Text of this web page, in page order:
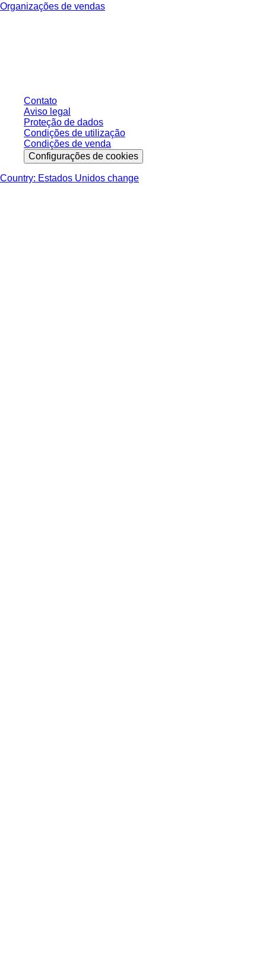
Organizações de vendas
Contato
Aviso legal
Proteção de dados
Condições de utilização
Condições de venda
Configurações de cookies
Country: Estados Unidos change